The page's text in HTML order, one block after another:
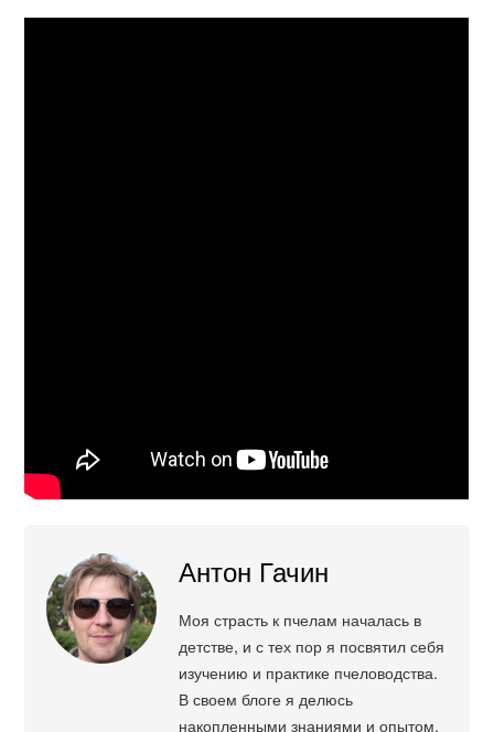
Антон Гачин
Моя страсть к пчелам началась в
детстве, и с тех пор я посвятил себя
изучению и практике пчеловодства.
В своем блоге я делюсь
накопленными знаниями и опытом,